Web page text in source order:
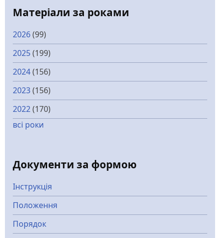
Матеріали за роками
2026(99)
2025(199)
2024(156)
2023(156)
2022(170)
всі роки
Документи за формою
Інструкція
Положення
Порядок